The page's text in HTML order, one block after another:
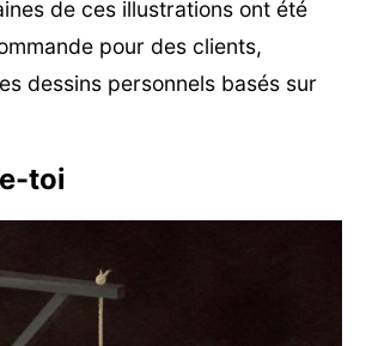
de ces illustrations ont été
pour des clients,
dessins personnels basés sur
toi